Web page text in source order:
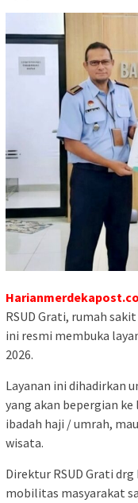
RSUD Grati, rumah
ini resmi membuka
2026.
Layanan ini dihadirkan
yang akan bepergian
ibadah haji / umrah,
wisata.
Direktur RSUD Grati
mobilitas masyarakat